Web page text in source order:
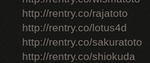
http://rentry.co/rajatoto
http://rentry.co/lotus4d
http://rentry.co/sakuratoto
http://rentry.co/shiokuda